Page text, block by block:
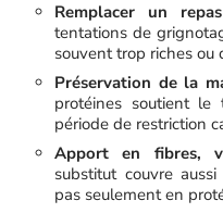
Remplacer un repas
tentations de
souvent trop riches ou
Préservation de la
protéines soutient le
période de restriction
Apport en fibres,
substitut couvre
pas seulement en